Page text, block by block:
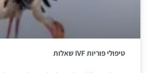
טיפולי פוריות IVF שאלות